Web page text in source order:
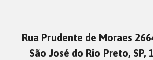
Rua Prudente de Moraes
São José do Rio Preto, SP,